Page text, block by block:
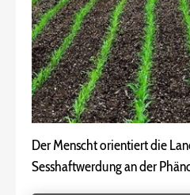
Der Menscht orientiert die
Sesshaftwerdung an der